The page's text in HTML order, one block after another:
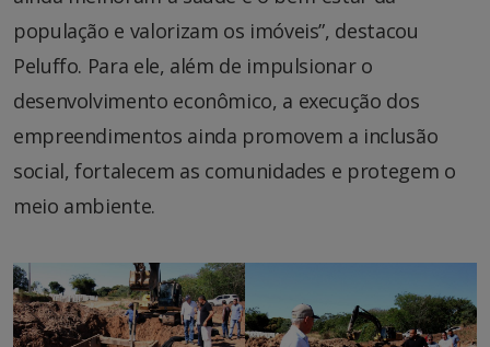
população e valorizam os imóveis”, destacou
Peluffo. Para ele, além de impulsionar o
desenvolvimento econômico, a execução dos
empreendimentos ainda promovem a inclusão
social, fortalecem as comunidades e protegem o
meio ambiente.